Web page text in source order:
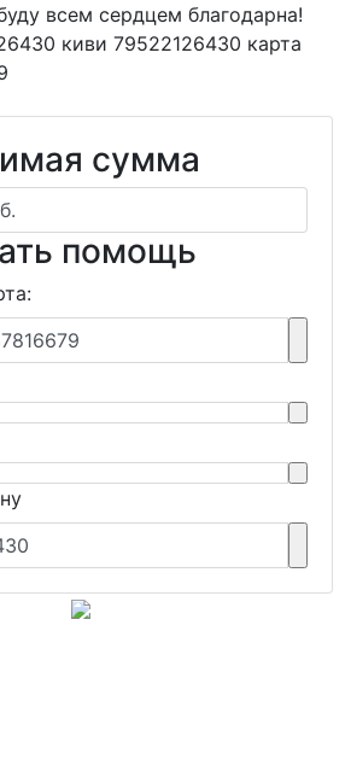
­всем сердцем благодар­на!
киви 79522126430 кар­та
сумма
помощь